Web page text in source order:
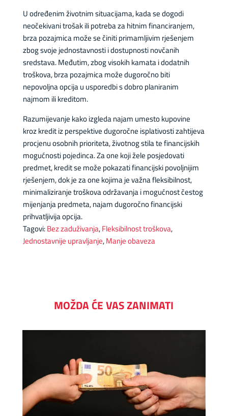
U određenim životnim situacijama, kada se dogodi
neočekivani trošak ili potreba za hitnim financiranjem,
brza pozajmica može se činiti primamljivim rješenjem
zbog svoje jednostavnosti i dostupnosti novčanih
sredstava. Međutim, zbog visokih kamata i dodatnih
troškova, brza pozajmica može dugoročno biti
nepovoljna opcija u usporedbi s dobro planiranim
najmom ili kreditom.
Razumijevanje kako izgleda najam umesto kupovine
kroz kredit iz perspektive dugoročne isplativosti zahtijeva
procjenu osobnih prioriteta, životnog stila te financijskih
mogućnosti pojedinca. Za one koji žele posjedovati
predmet, kredit se može pokazati financijski povoljnijim
rješenjem, dok je za one kojima je važna fleksibilnost,
minimaliziranje troškova održavanja i mogućnost čestog
mijenjanja predmeta, najam dugoročno financijski
prihvatljivija opcija.
Tagovi:Bez zaduživanja,Fleksibilnost troškova,
Jednostavnije upravljanje,Manje obaveza
MOŽDA ĆE VAS ZANIMATI